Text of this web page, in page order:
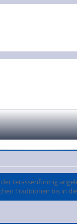
terassenförmig
Traditionen bis in